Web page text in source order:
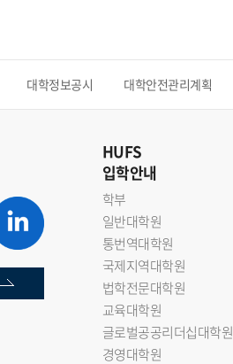
대학정보공시 대학안전관리계획
HUFS
입학안내
학부
일반대학원
통번역대학원
국제지역대학원
법학전문대학원
교육대학원
글로벌공공리더십대학원
경영대학원